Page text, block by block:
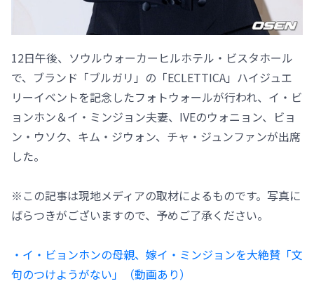
12日午後、ソウルウォーカーヒルホテル・ビスタホール
で、ブランド「ブルガリ」の「ECLETTICA」ハイジュエ
リーイベントを記念したフォトウォールが行われ、イ・ビ
ョンホン＆イ・ミンジョン夫妻、IVEのウォニョン、ビョ
ン・ウソク、キム・ジウォン、チャ・ジュンファンが出席
した。
※この記事は現地メディアの取材によるものです。写真に
ばらつきがございますので、予めご了承ください。
・イ・ビョンホンの母親、嫁イ・ミンジョンを大絶賛「文
句のつけようがない」（動画あり）